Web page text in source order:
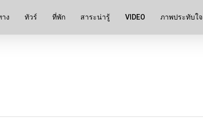
าง ทัวร์ ที่พัก สาระน่ารู้ VIDEO ภาพประทับใจ